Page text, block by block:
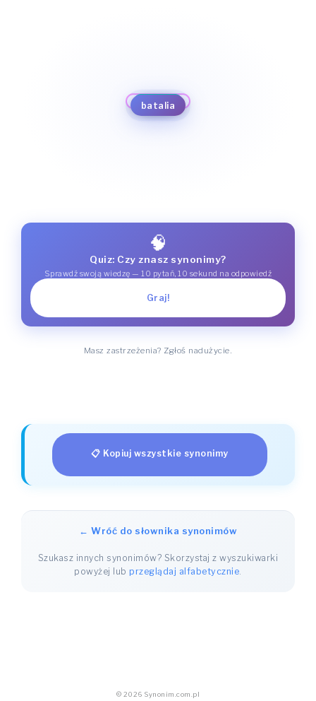
batalia
bitwa
bój
konfrontacja
okazja
potyczka
starcie
jatka
przygoda
zawierucha
kurz bitewny
szczęk broni
awantura
🧠
Quiz: Czy znasz synonimy?
Sprawdź swoją wiedzę — 10 pytań, 10 sekund na odpowiedź
Graj!
Masz zastrzeżenia? Zgłoś nadużycie.
📋 Kopiuj wszystkie synonimy
← Wróć do słownika synonimów
Szukasz innych synonimów? Skorzystaj z wyszukiwarki
powyżej lubprzeglądaj alfabetycznie.
© 2026 Synonim.com.pl